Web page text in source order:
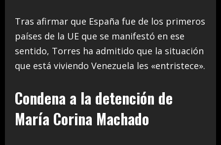
Tras afirmar que España fue de los primeros
países de la UE que se manifestó en ese
sentido, Torres ha admitido que la situación
que está viviendo Venezuela les «entristece».
Condena a la detención de
María Corina Machado